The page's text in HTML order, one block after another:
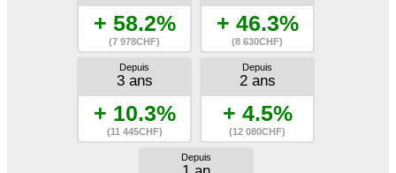
+ 58.2%
(7 978CHF)
+ 46.3%
(8 630CHF)
Depuis
3 ans
+ 10.3%
(11 445CHF)
Depuis
2 ans
+ 4.5%
(12 080CHF)
Depuis